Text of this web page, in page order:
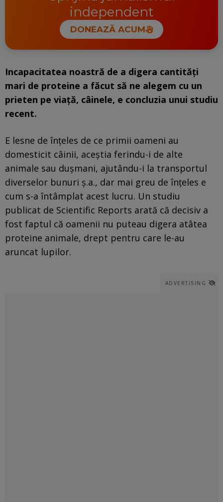
independent
DONEAZĂ ACUM
Incapacitatea noastră de a digera cantități
mari de proteine a făcut să ne alegem cu un
prieten pe viață, câinele, e concluzia unui studiu
recent.
E lesne de înțeles de ce primii oameni au
domesticit câinii, aceștia ferindu-i de alte
animale sau dușmani, ajutându-i la transportul
diverselor bunuri ș.a., dar mai greu de înțeles e
cum s-a întâmplat acest lucru. Un studiu
publicat de Scientific Reports arată că decisiv a
fost faptul că oamenii nu puteau digera atâtea
proteine animale, drept pentru care le-au
aruncat lupilor.
ADVERTISING